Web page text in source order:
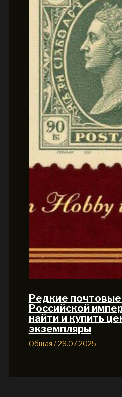
Редкие
Российской
найти и купить
экземпляры
Общая /29.07.2025